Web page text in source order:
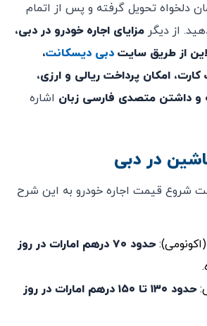
دلخواه تحویل گرفته و پس از اتمام
از دیگر مزایای اجاره خودرو در دبی،
از طریق سایت دبی دیسکانت،
امکان پرداخت ریالی و ارزی،
اشاره
در دبی
شروع قیمت اجاره خودرو به این شرح
حدود ۷۰ درهم امارات در روز
حدود ۱۳۰ تا ۱۵۰ درهم امارات در روز